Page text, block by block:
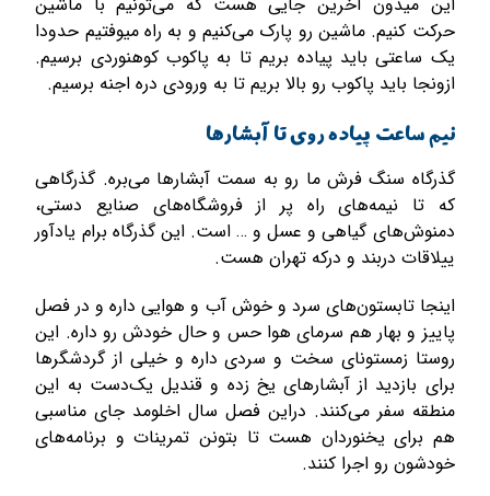
حرکت کنیم. ماشین رو پارک می‌کنیم و به راه میوفتیم حدودا
یک ساعتی باید پیاده بریم تا به پاکوب کوهنوردی برسیم.
ازونجا باید پاکوب رو بالا بریم تا به ورودی دره اجنه برسیم.
نیم ساعت پیاده روی تا آبشارها
گذرگاه سنگ فرش ما رو به سمت آبشارها می‌بره. گذرگاهی
که تا نیمه‌های راه پر از فروشگاه‌های صنایع دستی،
دمنوش‌های گیاهی و عسل و … است. این گذرگاه برام یادآور
ییلاقات دربند و درکه تهران هست.
اینجا تابستون‌های سرد و خوش آب و هوایی داره و در فصل
پاییز و بهار هم سرمای هوا حس و حال خودش رو داره. این
روستا زمستونای سخت و سردی داره و خیلی از گردشگرها
برای بازدید از آبشارهای یخ زده و قندیل‌ یک‌دست به این
منطقه سفر می‌کنند. دراین فصل سال اخلومد جای مناسبی
هم برای یخنوردان هست تا بتونن تمرینات و برنامه‌های
خودشون رو اجرا کنند.